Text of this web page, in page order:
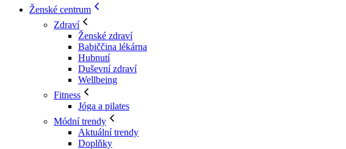
Ženské centrum
Zdraví
Ženské zdraví
Babiččina lékárna
Hubnutí
Duševní zdraví
Wellbeing
Fitness
Jóga a pilates
Módní trendy
Aktuální trendy
Doplňky